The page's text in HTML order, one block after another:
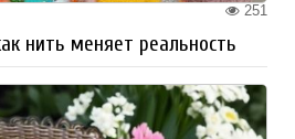
251
нить меняет реальность